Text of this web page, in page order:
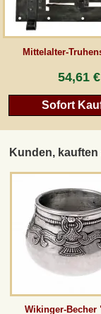
Mittelalter-
54,61 €
Sofort
Kunden, kauften
Wikinger-Becher
AGB
Newsletter
*Alle Preise inkl. MwSt.,
eventueller Zölle (bei Nicht-
bisherigen Preis bei